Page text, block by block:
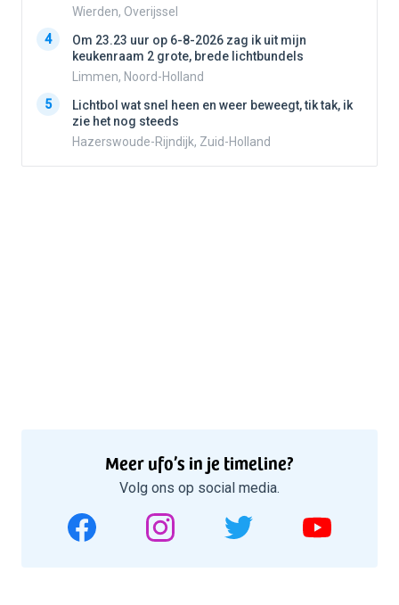
Wierden, Overijssel
4
Om 23.23 uur op 6-8-2026 zag ik uit mijn
keukenraam 2 grote, brede lichtbundels
Limmen, Noord-Holland
5
Lichtbol wat snel heen en weer beweegt, tik tak, ik
zie het nog steeds
Hazerswoude-Rijndijk, Zuid-Holland
Meer ufo’s in je timeline?
Volg ons op social media.